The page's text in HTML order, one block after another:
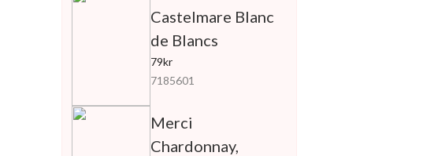
Castelmare Blanc
de Blancs
79kr
7185601
Merci
Chardonnay,